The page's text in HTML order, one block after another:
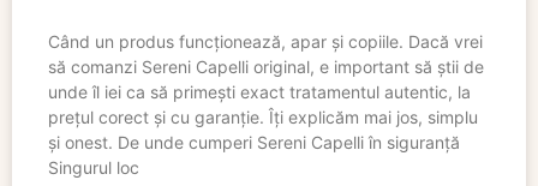
Când un produs funcționează, apar și copiile. Dacă vrei
să comanzi Sereni Capelli original, e important să știi de
unde îl iei ca să primești exact tratamentul autentic, la
prețul corect și cu garanție. Îți explicăm mai jos, simplu
și onest. De unde cumperi Sereni Capelli în siguranță
Singurul loc